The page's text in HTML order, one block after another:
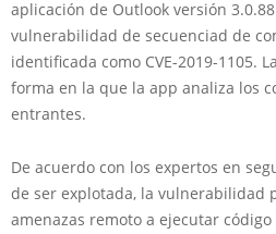
aplicación de Outlook versión
vulnerabilidad de secuenciad de
identificada como CVE-2019-1105.
forma en la que la app analiza los
entrantes.
De acuerdo con los expertos en
de ser explotada, la vulnerabilidad
amenazas remoto a ejecutar